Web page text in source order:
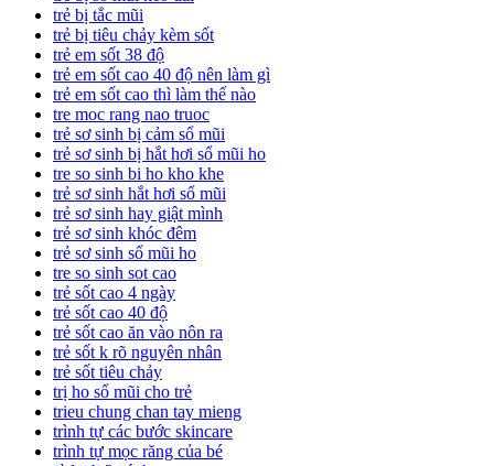
trẻ bị tắc mũi
trẻ bị tiêu chảy kèm sốt
trẻ em sốt 38 độ
trẻ em sốt cao 40 độ nên làm gì
trẻ em sốt cao thì làm thế nào
tre moc rang nao truoc
trẻ sơ sinh bị cảm sổ mũi
trẻ sơ sinh bị hắt hơi sổ mũi ho
tre so sinh bi ho kho khe
trẻ sơ sinh hắt hơi sổ mũi
trẻ sơ sinh hay giật mình
trẻ sơ sinh khóc đêm
trẻ sơ sinh sổ mũi ho
tre so sinh sot cao
trẻ sốt cao 4 ngày
trẻ sốt cao 40 độ
trẻ sốt cao ăn vào nôn ra
trẻ sốt k rõ nguyên nhân
trẻ sốt tiêu chảy
trị ho sổ mũi cho trẻ
trieu chung chan tay mieng
trình tự các bước skincare
trình tự mọc răng của bé